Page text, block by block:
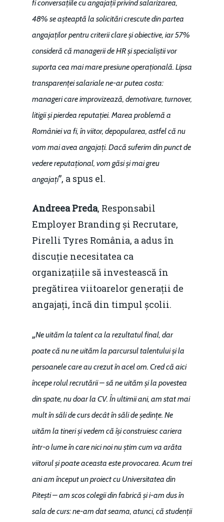
fi conversațiile cu angajații privind salarizarea,
48% se așteaptă la solicitări crescute din partea
angajaților pentru criterii clare și obiective, iar 57%
consideră că managerii de HR și specialiștii vor
suporta cea mai mare presiune operațională. Lipsa
transparenței salariale ne-ar putea costa:
manageri care improvizează, demotivare, turnover,
litigii și pierdea reputației. Marea problemă a
României va fi, în viitor, depopularea, astfel că nu
vom mai avea angajați. Dacă suferim din punct de
vedere reputațional, vom găsi și mai greu
angajați”, a spus el.
Andreea Preda, Responsabil
Employer Branding și Recrutare,
Pirelli Tyres România, a adus în
discuție necesitatea ca
organizațiile să investească în
pregătirea viitoarelor generații de
angajați, încă din timpul școlii.
„Ne uităm la talent ca la rezultatul final, dar
poate că nu ne uităm la parcursul talentului și la
persoanele care au crezut în acel om. Cred că aici
începe rolul recrutării – să ne uităm și la povestea
din spate, nu doar la CV. În ultimii ani, am stat mai
mult în săli de curs decât în săli de ședințe. Ne
uităm la tineri și vedem că își construiesc cariera
într-o lume în care nici noi nu știm cum va arăta
viitorul și poate aceasta este provocarea. Acum trei
ani am început un proiect cu Universitatea din
Pitești – am scos colegii din fabrică și i-am dus în
sala de curs: ne-am dat seama, atunci, că studenții